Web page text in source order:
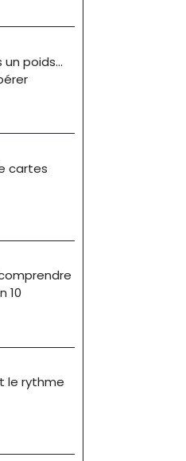
un poids…
cartes
10
le rythme